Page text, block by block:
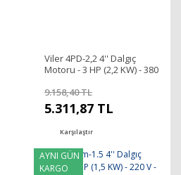
Viler 4PD-2,2 4'' Dalgıç
Motoru - 3 HP (2,2 KW) - 380
9.158,40 TL
5.311,87 TL
Karşılaştır
AYNI GÜN
KARGO